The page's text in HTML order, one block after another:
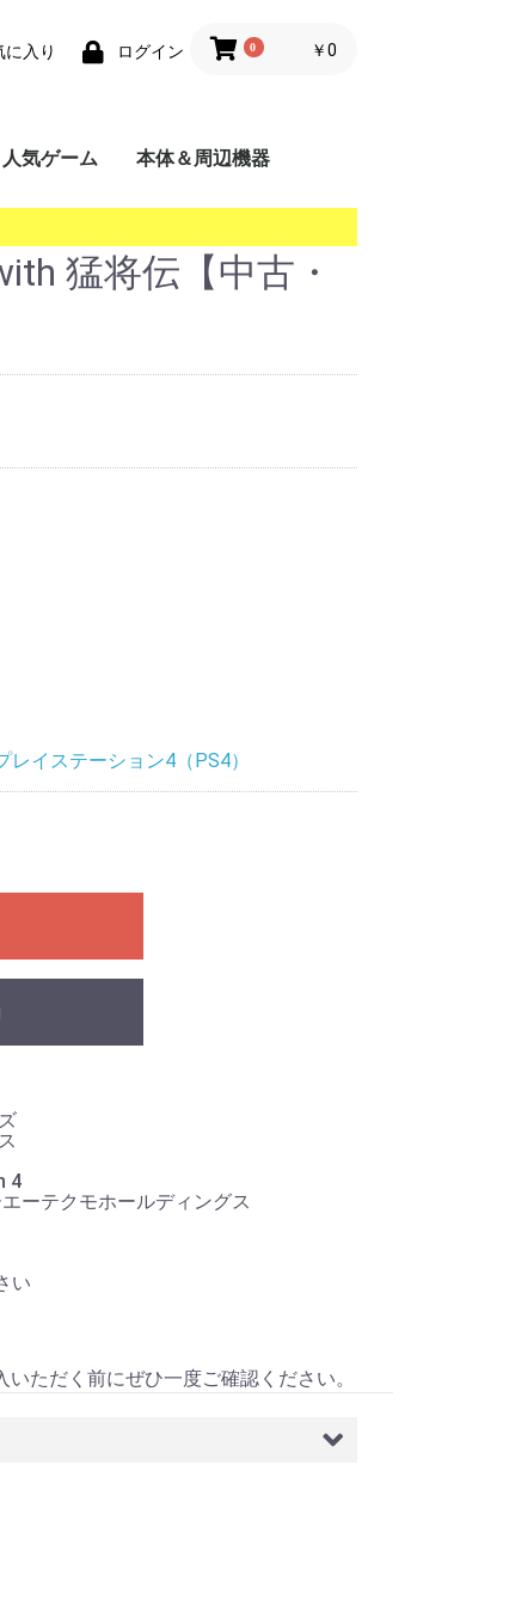
に入り ログイン 0 ￥0
人気ゲーム 本体＆周辺機器
猛将伝【中古・
レイステーション4（PS4）
4
ーテクモホールディングス
い
ただく前にぜひ一度ご確認ください。